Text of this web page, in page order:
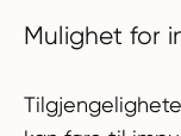
Mulighet for